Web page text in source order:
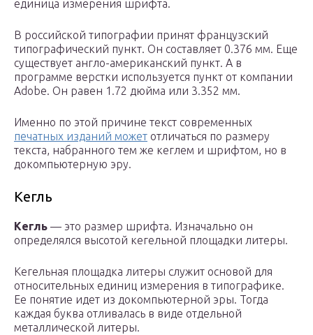
единица измерения шрифта.
В российской типографии принят французский
типографический пункт. Он составляет 0.376 мм. Еще
существует англо-американский пункт. А в
программе верстки используется пункт от компании
Adobe. Он равен 1.72 дюйма или 3.352 мм.
Именно по этой причине текст современных
печатных изданий может отличаться по размеру
текста, набранного тем же кеглем и шрифтом, но в
докомпьютерную эру.
Кегль
Кегль — это размер шрифта. Изначально он
определялся высотой кегельной площадки литеры.
Кегельная площадка литеры служит основой для
относительных единиц измерения в типографике.
Ее понятие идет из докомпьютерной эры. Тогда
каждая буква отливалась в виде отдельной
металлической литеры.